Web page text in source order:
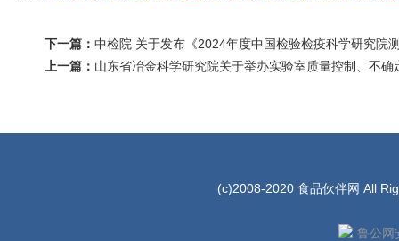
下一篇： 中检院 关于发布《2024年度中国检验检疫科学研究院
上一篇： 山东省冶金科学研究院关于举办实验室质量控制、不
(c)2008-2020 食品伙伴网 All
鲁公网